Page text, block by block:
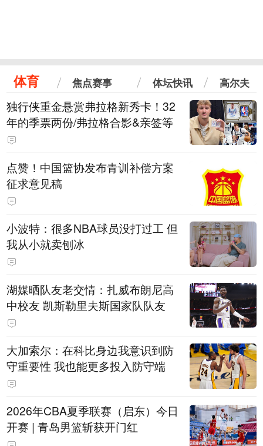
体育 焦点赛事 体坛快讯 高尔夫
独行侠重金悬赏弗拉格新秀卡！32
年的季票两份/弗拉格合影&亲签等
点赞！中国篮协发布青训补偿方案
征求意见稿
小波特：很多NBA球员没打过工 但
我从小就卖刨冰
湖媒晒队友老交情：扎威布朗尼高
中校友 凯斯勒里夫斯国家队队友
大加索尔：在科比身边我意识到防
守重要性 我也能更多投入防守端
2026年CBA夏季联赛（启东）今日
开赛 | 青岛男篮斩获开门红